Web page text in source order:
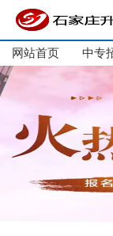
网站首页 中专